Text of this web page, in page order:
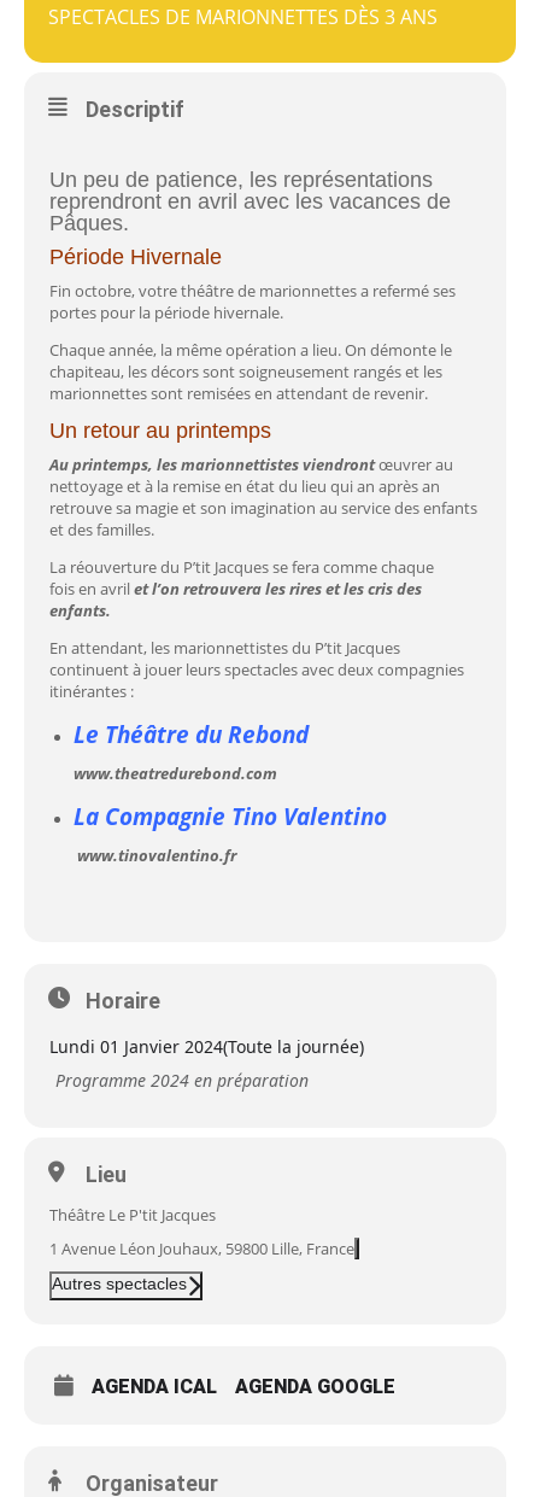
SPECTACLES DE MARIONNETTES DÈS 3 ANS
Descriptif
Un peu de patience, les représentations
reprendront en avril avec les vacances de
Pâques.
Période Hivernale
Fin octobre, votre théâtre de marionnettes a refermé ses
portes pour la période hivernale.
Chaque année, la même opération a lieu. On démonte le
chapiteau, les décors sont soigneusement rangés et les
marionnettes sont remisées en attendant de revenir.
Un retour au printemps
Au printemps, les marionnettistes viendrontœuvrer au
nettoyage et à la remise en état du lieu qui an après an
retrouve sa magie et son imagination au service des enfants
et des familles.
La réouverture du P’tit Jacques se fera comme chaque
fois en avrilet l’on retrouvera les rires et les cris des
enfants.
En attendant, les marionnettistes du P’tit Jacques
continuent à jouer leurs spectacles avec deux compagnies
itinérantes :
Le Théâtre du Rebond
www.theatredurebond.com
La Compagnie Tino Valentino
www.tinovalentino.fr
Horaire
Lundi 01 Janvier 2024(Toute la journée)
Programme 2024 en préparation
Lieu
Théâtre Le P'tit Jacques
1 Avenue Léon Jouhaux, 59800 Lille, France
Autres spectacles
AGENDA ICAL AGENDA GOOGLE
Organisateur